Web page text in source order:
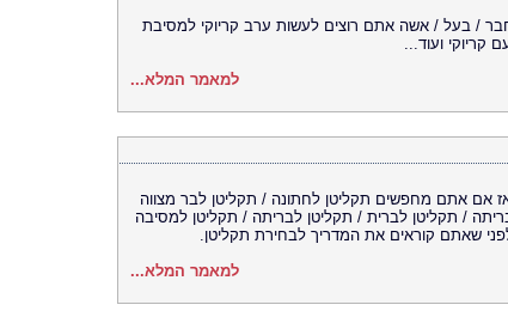
/ בעל / אשה אתם רוצים לעשות ערב קריוקי למסיבת
קריוקי ועוד...
למאמר המלא...
אם אתם מחפשים תקליטן לחתונה / תקליטן לבר מצווה
/ תקליטן לברית / תקליטן לבריתה / תקליטן למסיבה
שאתם קוראים את המדריך לבחירת תקליטן.
למאמר המלא...